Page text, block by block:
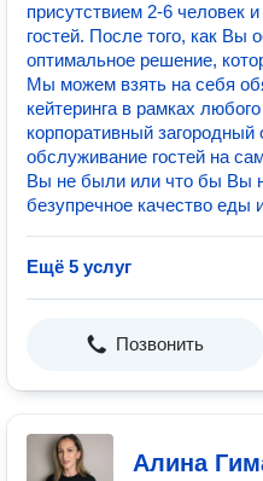
присутствием 2-6 человек
гостей. После того, как Вы
оптимальное решение,
Мы можем взять на себя
кейтеринга в рамках
корпоративный
обслуживание гостей на
Вы не были или что бы Вы
безупречное качество еды
Ещё 5 услуг
Позвонить
Алина